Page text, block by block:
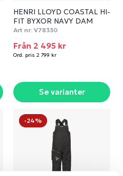
HENRI LLOYD COASTAL HI-
FIT BYXOR NAVY DAM
Art nr: V78330
Från 2 495 kr
Ord. pris 2 799 kr
Se varianter
-24%